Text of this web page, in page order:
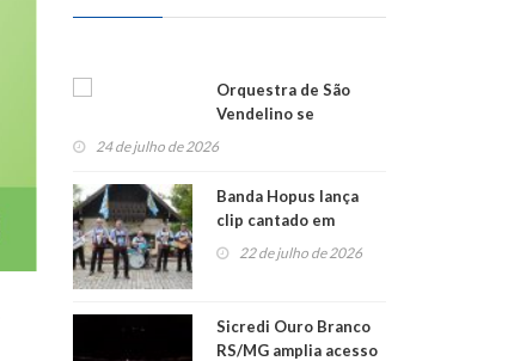
Orquestra de São
Vendelino se
apresenta na
24 de julho de 2026
Banda Hopus lança
clip cantado em
alemão e inglês
22 de julho de 2026
Sicredi Ouro Branco
RS/MG amplia acesso